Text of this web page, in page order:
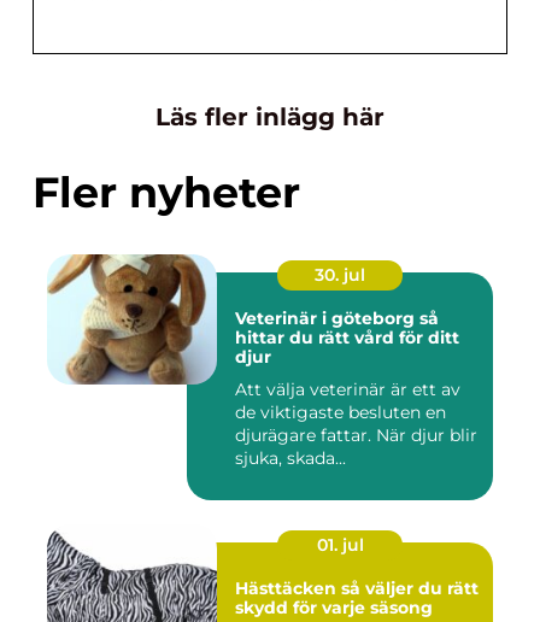
Läs fler inlägg här
Fler nyheter
30. jul
Veterinär i göteborg så
hittar du rätt vård för ditt
djur
Att välja veterinär är ett av
de viktigaste besluten en
djurägare fattar. När djur blir
sjuka, skada...
01. jul
Hästtäcken så väljer du rätt
skydd för varje säsong